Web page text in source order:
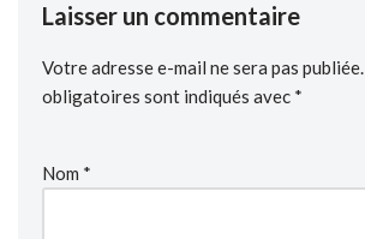
Laisser un commentaire
Votre adresse e-mail ne sera pas publiée.
obligatoires sont indiqués avec *
Nom *